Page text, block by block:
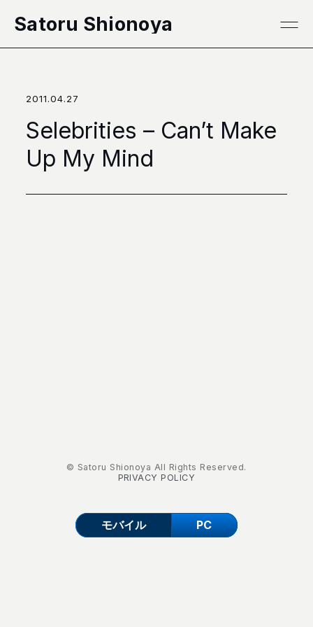
Satoru Shionoya
2011.04.27
Selebrities – Can’t Make
Up My Mind
© Satoru Shionoya All Rights Reserved.
PRIVACY POLICY
モバイル PC